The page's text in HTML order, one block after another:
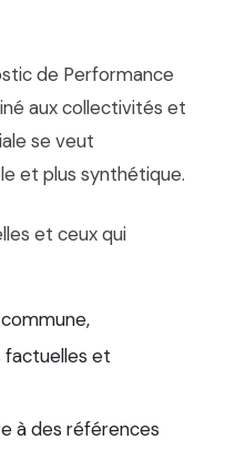
de Performance
aux collectivités et
se veut
et plus synthétique.
et ceux qui
factuelles et
à des références